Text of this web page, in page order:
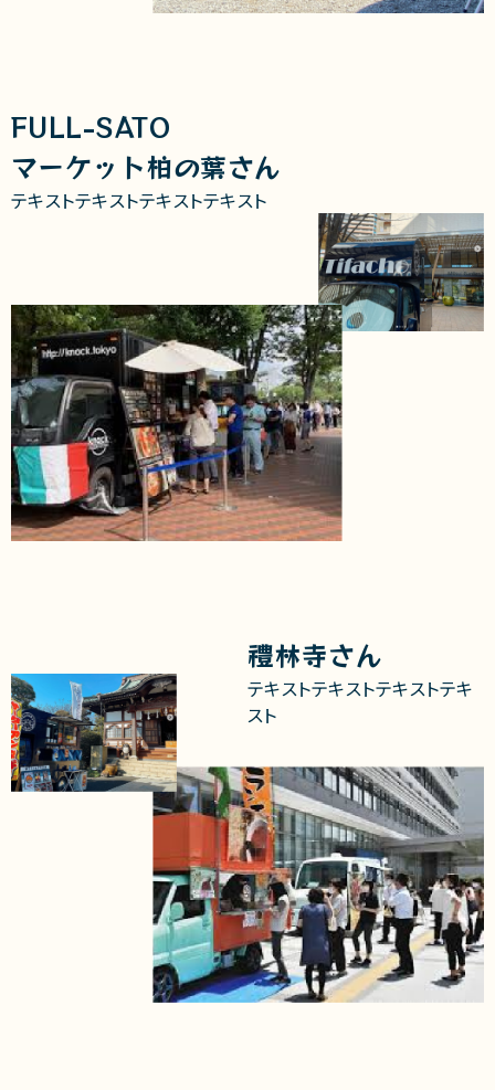
FULL-SATO
マーケット柏の葉さん
テキストテキストテキストテキスト
禮林寺さん
テキストテキストテキストテキ
スト